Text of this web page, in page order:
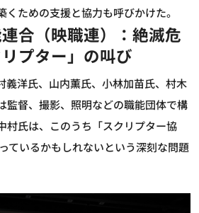
ための支援と協力も呼びかけた。
合（映職連）：絶滅危
プター」の叫び
義洋氏、山内薫氏、小林加苗氏、村木
監督、撮影、照明などの職能団体で構
村氏は、このうち「スクリプター協
ているかもしれないという深刻な問題